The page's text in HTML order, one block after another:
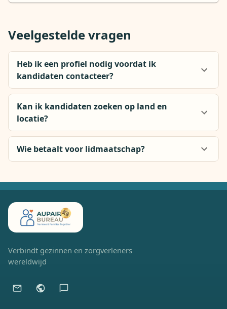
Veelgestelde vragen
Heb ik een profiel nodig voordat ik
kandidaten contacteer?
Kan ik kandidaten zoeken op land en
locatie?
Wie betaalt voor lidmaatschap?
Verbindt gezinnen en zorgverleners
wereldwijd